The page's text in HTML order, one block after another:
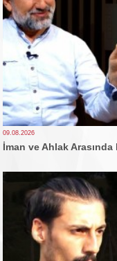
09.08.2026
İman ve Ahlak Arasında